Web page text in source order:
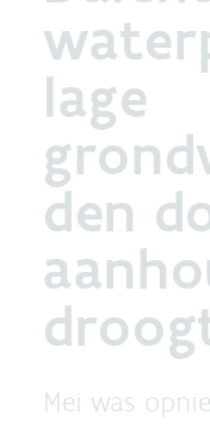
lage
den
Mei was